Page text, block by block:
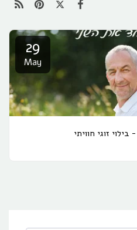
29
May
זוגי חוויתי